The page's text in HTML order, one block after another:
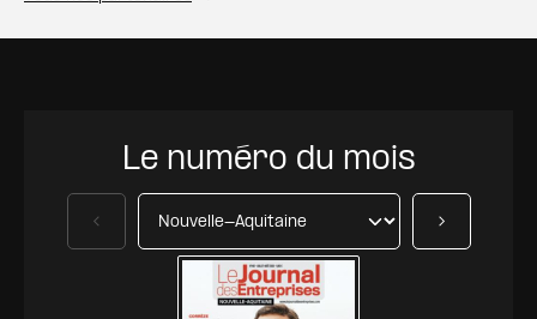
Le numéro du mois
Précédent Suivant